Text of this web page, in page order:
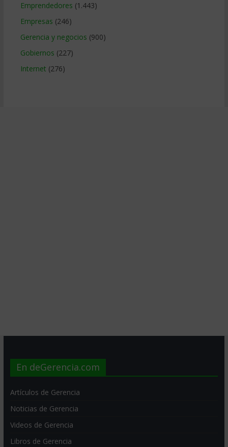
Emprendedores (1.443)
Empresas (246)
Gerencia y negocios (900)
Gobiernos (227)
Internet (276)
En deGerencia.com
Artículos de Gerencia
Noticias de Gerencia
Videos de Gerencia
Libros de Gerencia